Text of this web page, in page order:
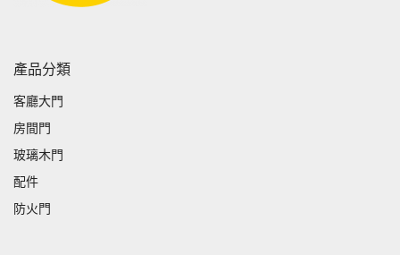
產品分類
客廳大門
房間門
玻璃木門
配件
防火門